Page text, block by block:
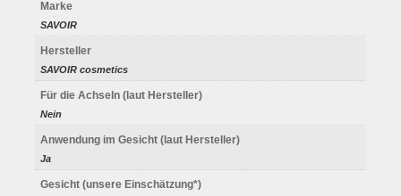
Marke
SAVOIR
Hersteller
SAVOIR cosmetics
Für die Achseln (laut Hersteller)
Nein
Anwendung im Gesicht (laut Hersteller)
Ja
Gesicht (unsere Einschätzung*)